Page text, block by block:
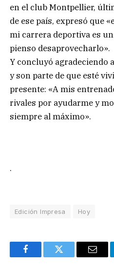
en el club Montpellier,
de ese país, expresó que
mi carrera deportiva es
pienso desaprovecharlo».
Y concluyó agradeciendo
y son parte de que esté
presente: «A mis
rivales por ayudarme y
siempre al máximo».
.
Edición Impresa Hoy
FacebookTwitter Email